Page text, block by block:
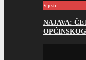
Vijesti
NAJAVA: